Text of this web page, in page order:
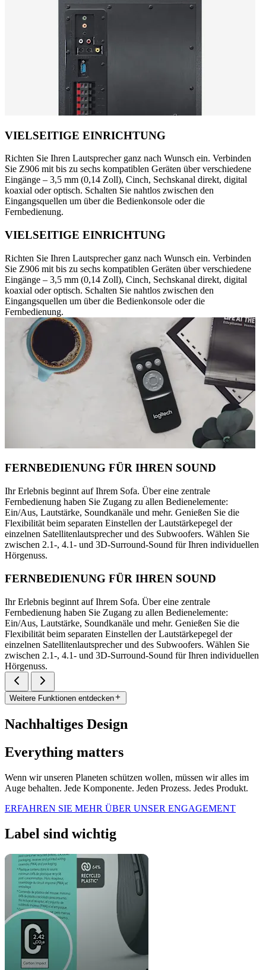
VIELSEITIGE EINRICHTUNG
Richten Sie Ihren Lautsprecher ganz nach Wunsch ein. Verbinden
Sie Z906 mit bis zu sechs kompatiblen Geräten über verschiedene
Eingänge – 3,5 mm (0,14 Zoll), Cinch, Sechskanal direkt, digital
koaxial oder optisch. Schalten Sie nahtlos zwischen den
Eingangsquellen um über die Bedienkonsole oder die
Fernbedienung.
VIELSEITIGE EINRICHTUNG
Richten Sie Ihren Lautsprecher ganz nach Wunsch ein. Verbinden
Sie Z906 mit bis zu sechs kompatiblen Geräten über verschiedene
Eingänge – 3,5 mm (0,14 Zoll), Cinch, Sechskanal direkt, digital
koaxial oder optisch. Schalten Sie nahtlos zwischen den
Eingangsquellen um über die Bedienkonsole oder die
Fernbedienung.
FERNBEDIENUNG FÜR IHREN SOUND
Ihr Erlebnis beginnt auf Ihrem Sofa. Über eine zentrale
Fernbedienung haben Sie Zugang zu allen Bedienelemente:
Ein/Aus, Lautstärke, Soundkanäle und mehr. Genießen Sie die
Flexibilität beim separaten Einstellen der Lautstärkepegel der
einzelnen Satellitenlautsprecher und des Subwoofers. Wählen Sie
zwischen 2.1-, 4.1- und 3D-Surround-Sound für Ihren individuellen
Hörgenuss.
FERNBEDIENUNG FÜR IHREN SOUND
Ihr Erlebnis beginnt auf Ihrem Sofa. Über eine zentrale
Fernbedienung haben Sie Zugang zu allen Bedienelemente:
Ein/Aus, Lautstärke, Soundkanäle und mehr. Genießen Sie die
Flexibilität beim separaten Einstellen der Lautstärkepegel der
einzelnen Satellitenlautsprecher und des Subwoofers. Wählen Sie
zwischen 2.1-, 4.1- und 3D-Surround-Sound für Ihren individuellen
Hörgenuss.
Weitere Funktionen entdecken
Nachhaltiges Design
Everything matters
Wenn wir unseren Planeten schützen wollen, müssen wir alles im
Auge behalten. Jede Komponente. Jeden Prozess. Jedes Produkt.
ERFAHREN SIE MEHR ÜBER UNSER ENGAGEMENT
Label sind wichtig